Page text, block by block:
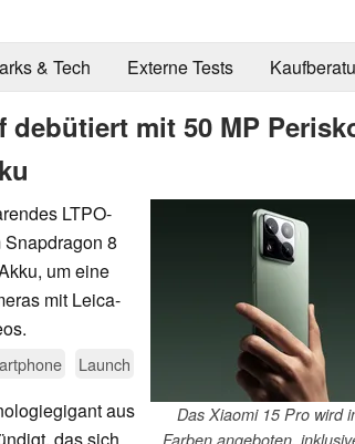
& Tech Externe Tests
mit 50 MP
Das Xiaomi 15 Pro wird
Farben angeboten,
LTPO-
8
um eine
mit Leica-
Launch
aus